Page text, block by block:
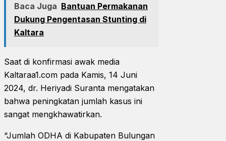
Baca Juga Bantuan Permakanan
Dukung Pengentasan Stunting di
Kaltara
Saat di konfirmasi awak media
Kaltaraa1.com pada Kamis, 14 Juni
2024, dr. Heriyadi Suranta mengatakan
bahwa peningkatan jumlah kasus ini
sangat mengkhawatirkan.
“Jumlah ODHA di Kabupaten Bulungan